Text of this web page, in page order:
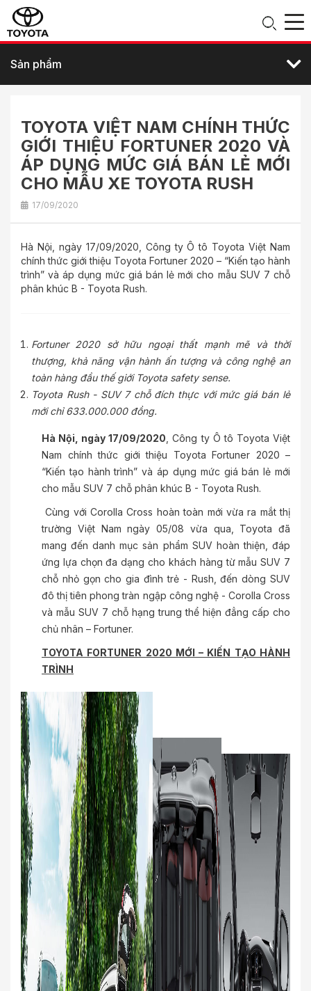
Sản phẩm
TOYOTA VIỆT NAM CHÍNH THỨC
GIỚI THIỆU FORTUNER 2020 VÀ
ÁP DỤNG MỨC GIÁ BÁN LẺ MỚI
CHO MẪU XE TOYOTA RUSH
17/09/2020
Hà Nội, ngày 17/09/2020, Công ty Ô tô Toyota Việt Nam
chính thức giới thiệu Toyota Fortuner 2020 – “Kiến tạo hành
trình” và áp dụng mức giá bán lẻ mới cho mẫu SUV 7 chỗ
phân khúc B - Toyota Rush.
Fortuner 2020 sở hữu ngoại thất mạnh mẽ và thời
thượng, khả năng vận hành ấn tượng và công nghệ an
toàn hàng đầu thế giới Toyota safety sense.
Toyota Rush - SUV 7 chỗ đích thực với mức giá bán lẻ
mới chỉ 633.000.000 đồng.
Hà Nội, ngày 17/09/2020 , Công ty Ô tô Toyota Việt
Nam chính thức giới thiệu Toyota Fortuner 2020 –
“Kiến tạo hành trình” và áp dụng mức giá bán lẻ mới
cho mẫu SUV 7 chỗ phân khúc B - Toyota Rush.
Cùng với Corolla Cross hoàn toàn mới vừa ra mắt thị
trường Việt Nam ngày 05/08 vừa qua, Toyota đã
mang đến danh mục sản phẩm SUV hoàn thiện, đáp
ứng lựa chọn đa dạng cho khách hàng từ mẫu SUV 7
chỗ nhỏ gọn cho gia đình trẻ - Rush, đến dòng SUV
đô thị tiên phong tràn ngập công nghệ - Corolla Cross
và mẫu SUV 7 chỗ hạng trung thể hiện đẳng cấp cho
chủ nhân – Fortuner.
TOYOTA FORTUNER 2020 MỚI – KIẾN TẠO HÀNH
TRÌNH